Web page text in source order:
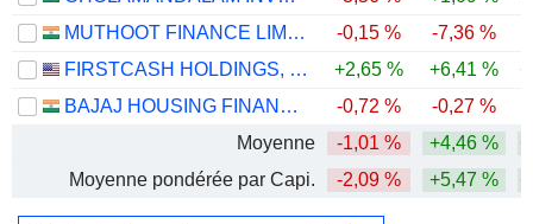
MUTHOOT FINANCE LIMITED
-0,15 % -7,36 %
FIRSTCASH HOLDINGS, INC.
+2,65 % +6,41 %
BAJAJ HOUSING FINANCE LIMITED
-0,72 % -0,27 %
Moyenne
-1,01 % +4,46 %
Moyenne pondérée par Capi.
-2,09 % +5,47 %